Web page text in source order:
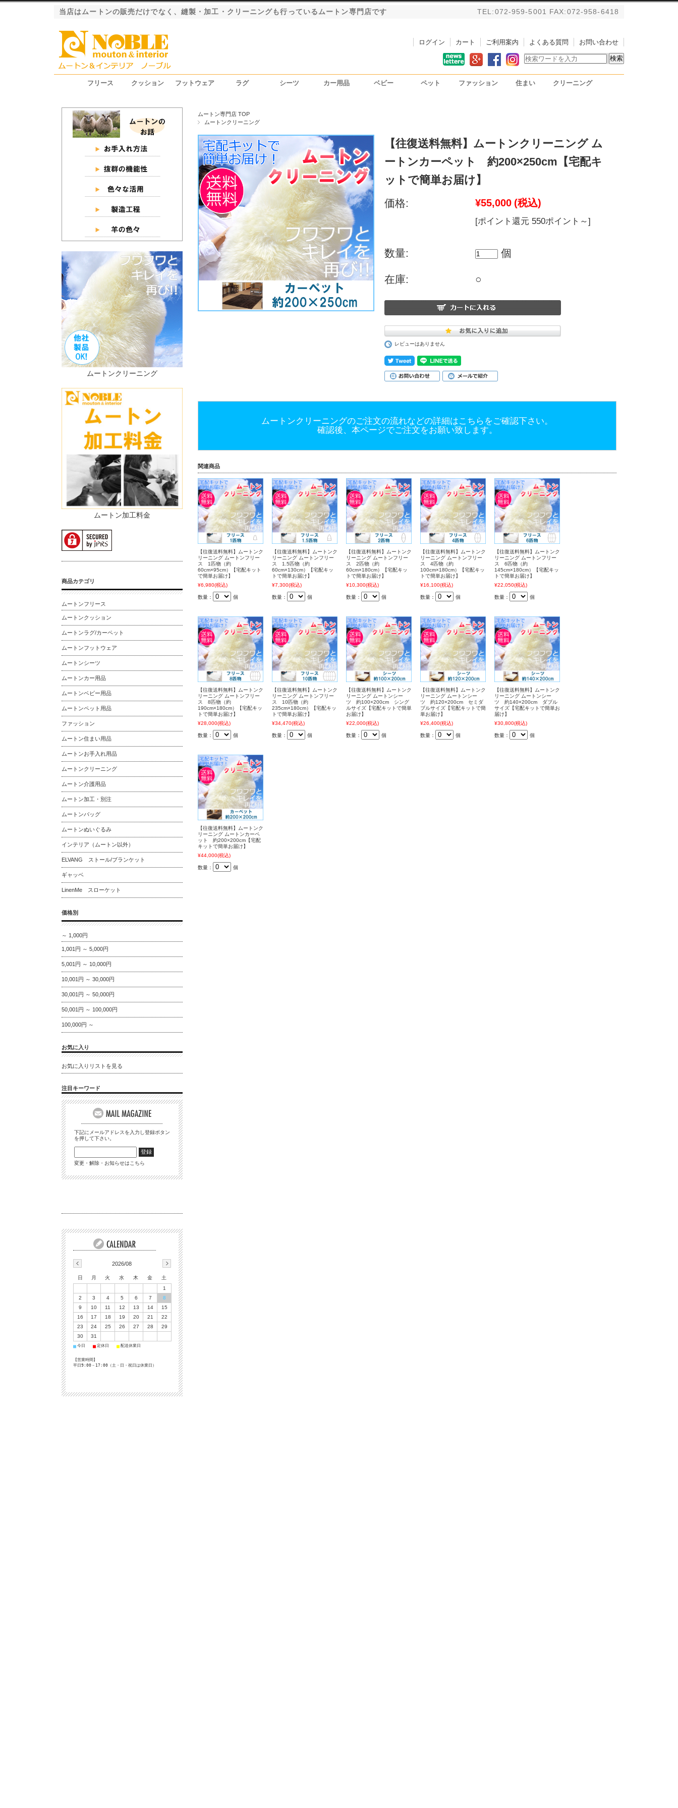
当店はムートンの販売だけでなく、縫製・加工・クリーニングも行っているムートン専門店です TEL:072-959-5001 FAX:072-958-6418
お問い合わせ
よくある質問
ご利用案内
カート
ログイン
フリース クッション フットウェア ラグ シーツ カー用品 ベビー ペット ファッション 住まい クリーニング
ムートン専門店 TOP
ムートンクリーニング
【往復送料無料】ムートンクリーニング ム
ートンカーペット 約200×250cm【宅配キ
ットで簡単お届け】
価格: ¥55,000 (税込)
[ポイント還元 550ポイント～]
数量: 個
在庫: ○
レビューはありません
ムートンクリーニングのご注文の流れなどの詳細はこちらをご確認下さい。
確認後、本ページでご注文をお願い致します。
関連商品
【往復送料無料】ムートンク
リーニング ムートンフリー
ス 1匹物（約
60cm×95cm）【宅配キット
で簡単お届け】
¥6,980(税込)
数量： 個
【往復送料無料】ムートンク
リーニング ムートンフリー
ス 1.5匹物（約
60cm×130cm）【宅配キッ
トで簡単お届け】
¥7,300(税込)
数量： 個
【往復送料無料】ムートンク
リーニング ムートンフリー
ス 2匹物（約
60cm×180cm）【宅配キッ
トで簡単お届け】
¥10,300(税込)
数量： 個
【往復送料無料】ムートンク
リーニング ムートンフリー
ス 4匹物（約
100cm×180cm）【宅配キッ
トで簡単お届け】
¥16,100(税込)
数量： 個
【往復送料無料】ムートンク
リーニング ムートンフリー
ス 6匹物（約
145cm×180cm）【宅配キッ
トで簡単お届け】
¥22,050(税込)
数量： 個
【往復送料無料】ムートンク
リーニング ムートンフリー
ス 8匹物（約
190cm×180cm）【宅配キッ
トで簡単お届け】
¥28,000(税込)
数量： 個
【往復送料無料】ムートンク
リーニング ムートンフリー
ス 10匹物（約
235cm×180cm）【宅配キッ
トで簡単お届け】
¥34,470(税込)
数量： 個
【往復送料無料】ムートンク
リーニング ムートンシー
ツ 約100×200cm シング
ルサイズ【宅配キットで簡単
お届け】
¥22,000(税込)
数量： 個
【往復送料無料】ムートンク
リーニング ムートンシー
ツ 約120×200cm セミダ
ブルサイズ【宅配キットで簡
単お届け】
¥26,400(税込)
数量： 個
【往復送料無料】ムートンク
リーニング ムートンシー
ツ 約140×200cm ダブル
サイズ【宅配キットで簡単お
届け】
¥30,800(税込)
数量： 個
【往復送料無料】ムートンク
リーニング ムートンカーペ
ット 約200×200cm【宅配
キットで簡単お届け】
¥44,000(税込)
数量： 個
ムートンクリーニング
ムートン加工料金
商品カテゴリ
ムートンフリース
ムートンクッション
ムートンラグ/カーペット
ムートンフットウェア
ムートンシーツ
ムートンカー用品
ムートンベビー用品
ムートンペット用品
ファッション
ムートン住まい用品
ムートンお手入れ用品
ムートンクリーニング
ムートン介護用品
ムートン加工・別注
ムートンバッグ
ムートンぬいぐるみ
インテリア（ムートン以外）
ELVANG ストール/ブランケット
ギャッベ
LinenMe スローケット
価格別
～ 1,000円
1,001円 ～ 5,000円
5,001円 ～ 10,000円
10,001円 ～ 30,000円
30,001円 ～ 50,000円
50,001円 ～ 100,000円
100,000円 ～
お気に入り
お気に入りリストを見る
注目キーワード
下記にメールアドレスを入力し登録ボタン
を押して下さい。
変更・解除・お知らせはこちら
2026/08
日 月 火 水 木 金
土
1
2
3 4 5 6 7
8
9
10 11 12 13 14
15
16
17 18 19 20 21
22
23
24 25 26 27 28
29
30
31
■ 今日 ■ 定休日 ■ 配送休業日
【営業時間】
平日9:00－17:00（土・日・祝日は休業日）